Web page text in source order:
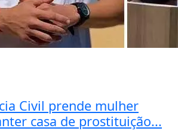
Civil prende mulher
casa de prostituição...